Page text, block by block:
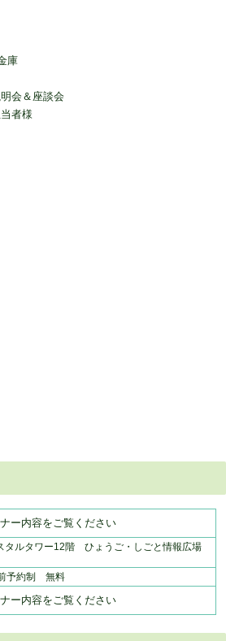
庫
会＆座談会
者様
ー内容をご覧ください
タルタワー12階 ひょうご・しごと情報広場
予約制 無料
ー内容をご覧ください